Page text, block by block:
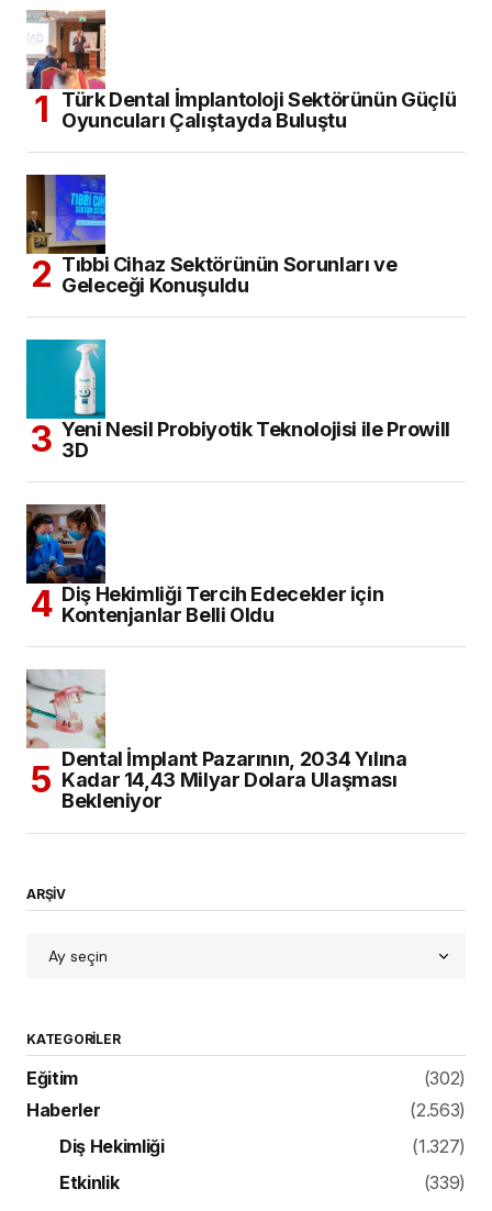
Türk Dental İmplantoloji Sektörünün Güçlü
Oyuncuları Çalıştayda Buluştu
Tıbbi Cihaz Sektörünün Sorunları ve
Geleceği Konuşuldu
Yeni Nesil Probiyotik Teknolojisi ile Prowill
3D
Diş Hekimliği Tercih Edecekler için
Kontenjanlar Belli Oldu
Dental İmplant Pazarının, 2034 Yılına
Kadar 14,43 Milyar Dolara Ulaşması
Bekleniyor
ARŞİV
KATEGORILER
Eğitim
(302)
Haberler
(2.563)
Diş Hekimliği
(1.327)
Etkinlik
(339)